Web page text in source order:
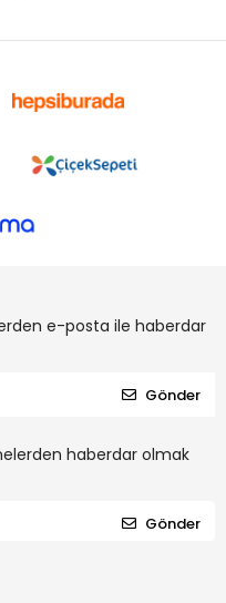
e-posta ile haberdar
Gönder
haberdar olmak
Gönder